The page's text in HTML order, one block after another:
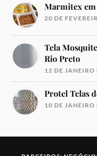
Marmitex
20 DE
Tela
Rio Preto
12 DE JANEIRO
Protel Telas
10 DE JANEIRO